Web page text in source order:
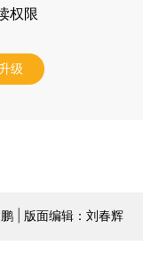
权限
级
| 版面编辑：刘春辉